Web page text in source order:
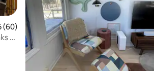
moyenne sur la base de 60
(60)
et